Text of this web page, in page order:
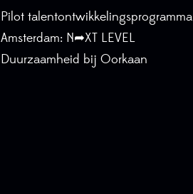
Pilot talentontwikkelingsprogramma
Amsterdam: N➦XT LEVEL
Duurzaamheid bij Oorkaan